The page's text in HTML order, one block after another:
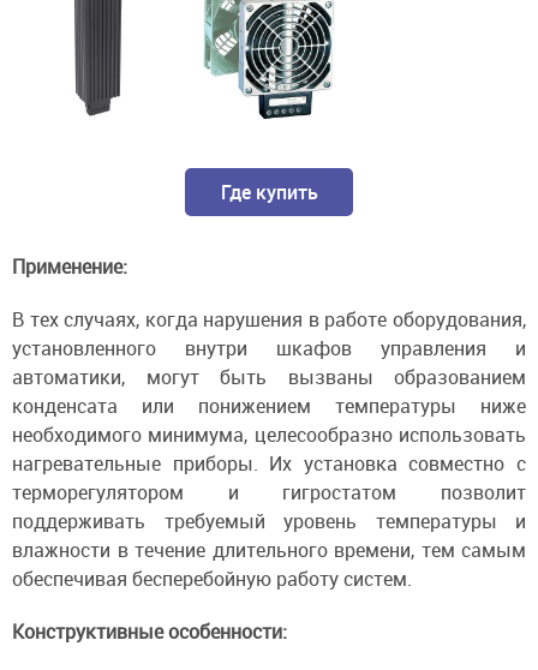
Где купить
Применение:
В тех случаях, когда нарушения в работе оборудования,
установленного внутри шкафов управления и
автоматики, могут быть вызваны образованием
конденсата или понижением температуры ниже
необходимого минимума, целесообразно использовать
нагревательные приборы. Их установка совместно с
терморегулятором и гигростатом позволит
поддерживать требуемый уровень температуры и
влажности в течение длительного времени, тем самым
обеспечивая бесперебойную работу систем.
Конструктивные особенности: